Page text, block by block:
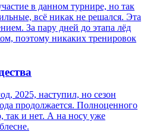
в данном турнире, но так
всё никак не решался. Эта
За пару дней до этапа лёд
поэтому никаких тренировок
2025, наступил, но сезон
продолжается. Полноценного
так и нет. А на носу уже